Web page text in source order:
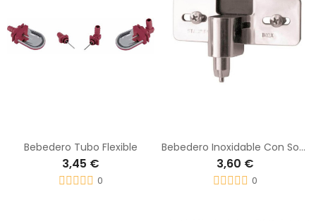
Bebedero Tubo Flexible
3,45 €
0
Bebedero Inoxidable Con Soporte Reforzado Para Conejos
3,60 €
0